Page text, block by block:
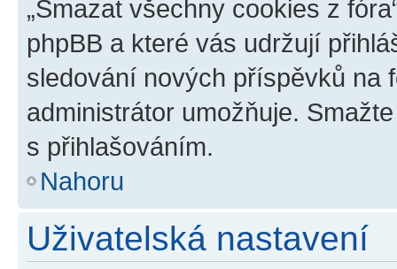
„Smazat všechny cookies z
phpBB a které vás udržují
sledování nových příspěvků na
administrátor umožňuje.
s přihlašováním.
Nahoru
Uživatelská nastavení